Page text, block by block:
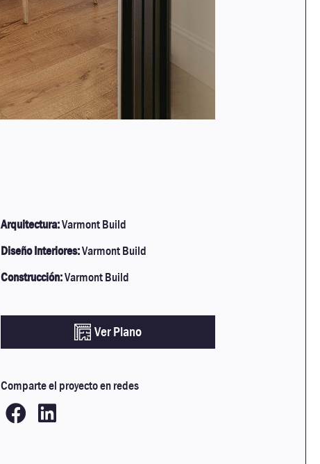
Arquitectura:Varmont Build
Diseño Interiores:Varmont Build
Construcción:Varmont Build
Ver Plano
Comparte el proyecto en redes
 